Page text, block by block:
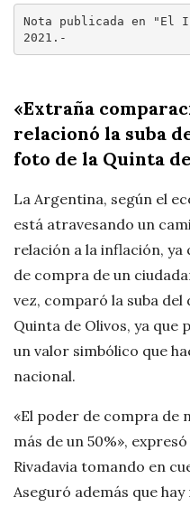
l
i
ñ
o
Nota publicada en "El
2021.-
«Extraña
relacionó la suba
foto de la Quinta
La Argentina, según el
está atravesando un
relación a la inflación, ya
de compra de un
vez, comparó la suba
Quinta de Olivos, ya que
un valor simbólico que
nacional.
«El poder de compra de
más de un 50%»,
Rivadavia tomando en
Aseguró además que